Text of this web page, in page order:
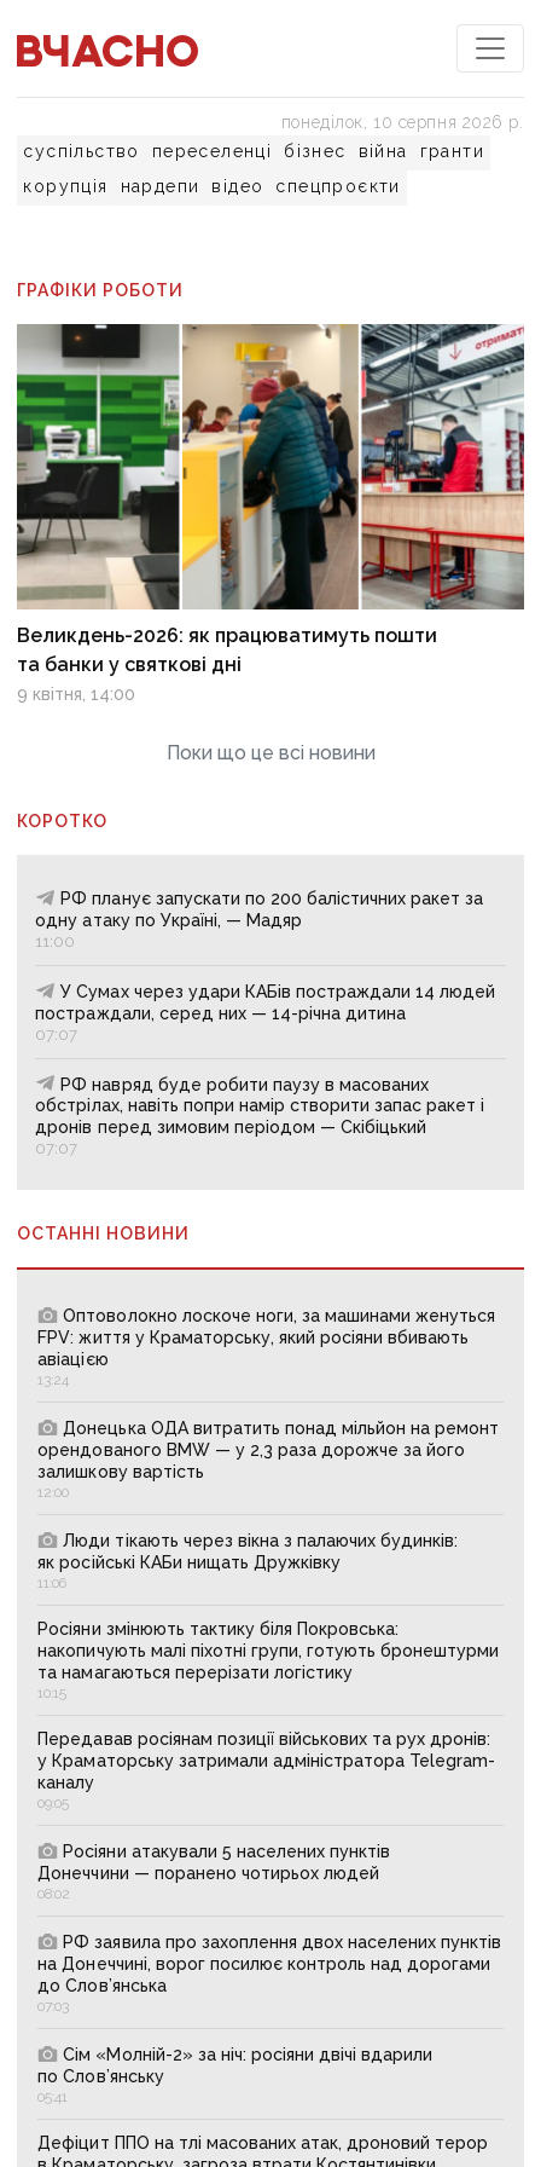
суспільство переселенці бізнес війна
гранти
корупція
нардепи відео спецпроєкти
понеділок, 10 серпня 2026 р.
ГРАФІКИ РОБОТИ
Великдень-2026: як працюватимуть пошти
та банки у святкові дні
9 квітня, 14:00
Поки що це всі новини
КОРОТКО
РФ планує запускати по 200 балістичних ракет за
одну атаку по Україні, — Мадяр
11:00
У Сумах через удари КАБів постраждали 14 людей
постраждали, серед них — 14-річна дитина
07:07
РФ навряд буде робити паузу в масованих
обстрілах, навіть попри намір створити запас ракет і
дронів перед зимовим періодом — Скібіцький
07:07
ОСТАННІ НОВИНИ
Оптоволокно лоскоче ноги, за машинами женуться
FPV: життя у Краматорську, який росіяни вбивають
авіацією
13:24
Донецька ОДА витратить понад мільйон на ремонт
орендованого BMW — у 2,3 раза дорожче за його
залишкову вартість
12:00
Люди тікають через вікна з палаючих будинків:
як російські КАБи нищать Дружківку
11:06
Росіяни змінюють тактику біля Покровська:
накопичують малі піхотні групи, готують бронештурми
та намагаються перерізати логістику
10:15
Передавав росіянам позиції військових та рух дронів:
у Краматорську затримали адміністратора Telegram-
каналу
09:05
Росіяни атакували 5 населених пунктів
Донеччини — поранено чотирьох людей
08:02
РФ заявила про захоплення двох населених пунктів
на Донеччині, ворог посилює контроль над дорогами
до Слов’янська
07:03
Сім «Молній-2» за ніч: росіяни двічі вдарили
по Слов’янську
05:41
Дефіцит ППО на тлі масованих атак, дроновий терор